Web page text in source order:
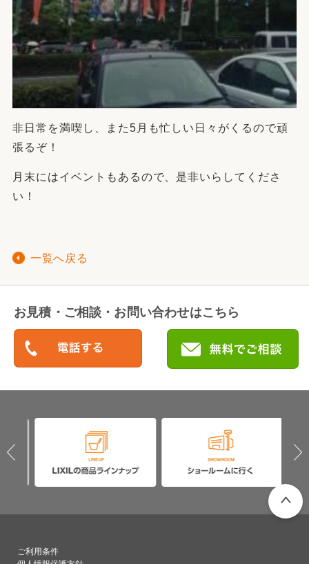
非日常を満喫し、また5月も忙しい日々がくるので頑
張るぞ！
月末にはイベントもあるので、是非いらしてくださ
い！
一覧へ戻る
お見積・ご相談・お問い合わせはこちら
ご利用条件